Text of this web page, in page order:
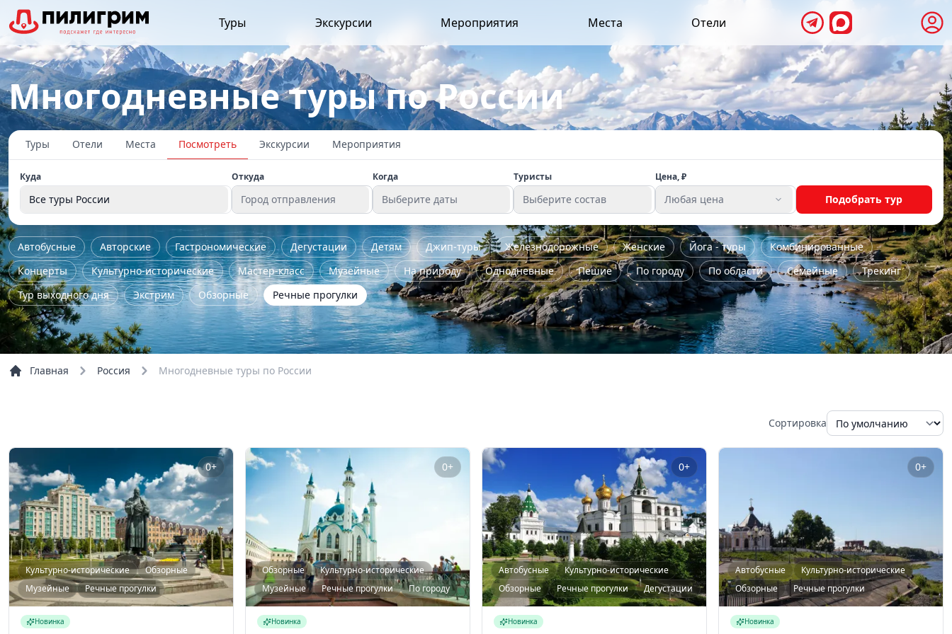
Туры Экскурсии Мероприятия Места Отели
Многодневные туры по России
Туры Отели Места Посмотреть Экскурсии Мероприятия
Куда
Все туры России
Откуда
Город отправления
Когда
Выберите даты
Туристы
Выберите состав
Цена, ₽
Любая цена Подобрать тур
Автобусные Авторские Гастрономические Дегустации Детям Джип-туры Железнодорожные Женские Йога - туры
Комбинированные
Концерты
Культурно-исторические Мастер-класс Музейные На природу Однодневные Пешие По городу По области Семейные
Трекинг
Тур выходного дня
Экстрим Обзорные Речные прогулки
Главная Россия Многодневные туры по России
Сортировка
0+
Культурно-исторические
Обзорные
Музейные
Речные прогулки
Новинка
0+
Обзорные
Культурно-исторические
Музейные
Речные прогулки По городу
Новинка
0+
Автобусные
Культурно-исторические
Обзорные
Речные прогулки Дегустации
Новинка
0+
Автобусные
Культурно-исторические
Обзорные
Речные прогулки
Новинка